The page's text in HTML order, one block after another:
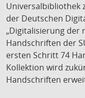
Universalbibliothek
der Deutschen
„Digitalisierung der
Handschriften der
ersten Schritt 74
Kollektion wird
Handschriften